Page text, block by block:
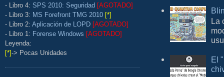
- Libro 4: SPS 2010: Seguridad [AGOTADO]
- Libro 3: MS Forefront TMG 2010 [*]
- Libro 2: Aplicación de LOPD [AGOTADO]
- Libro 1: Forense Windows [AGOTADO]
Leyenda:
[*]-> Pocas Unidades
La
El